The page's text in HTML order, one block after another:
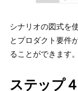
シナリオの図式を
とプロダクト要件
ることができます。
ステップ